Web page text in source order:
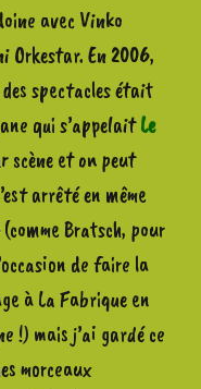
avec Vinko
Orkestar. En 2006,
des spectacles était
qui s’appelaitLe
scène et on peut
arrêté en même
Bratsch, pour
de faire la
à La Fabrique en
!) mais j’ai gardé ce
morceaux